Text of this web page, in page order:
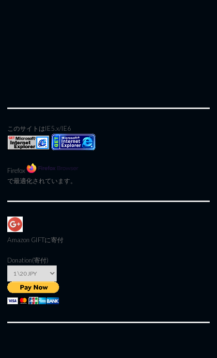
このサイトはIE5.x/IE6
Firefox
で最適化されています。
Amazon GIFTに寄付
Donation(寄付)